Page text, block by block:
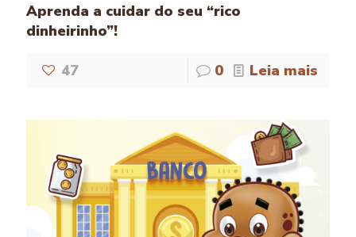
Aprenda a cuidar do seu “rico
dinheirinho”!
47 0 Leia mais